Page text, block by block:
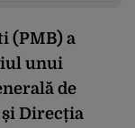
(PMB) a
unui
de
Direcția